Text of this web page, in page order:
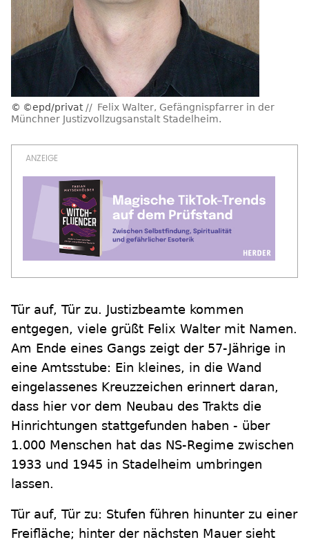
©epd/privat
Felix Walter, Gefängnispfarrer in der
Münchner Justizvollzugsanstalt Stadelheim.
Tür auf, Tür zu. Justizbeamte kommen
entgegen, viele grüßt Felix Walter mit Namen.
Am Ende eines Gangs zeigt der 57-Jährige in
eine Amtsstube: Ein kleines, in die Wand
eingelassenes Kreuzzeichen erinnert daran,
dass hier vor dem Neubau des Trakts die
Hinrichtungen stattgefunden haben - über
1.000 Menschen hat das NS-Regime zwischen
1933 und 1945 in Stadelheim umbringen
lassen.
Tür auf, Tür zu: Stufen führen hinunter zu einer
Freifläche; hinter der nächsten Mauer sieht